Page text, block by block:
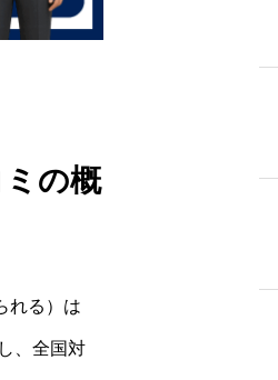
の概
れる）は
、全国対